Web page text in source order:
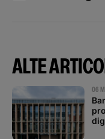
ALTE
06